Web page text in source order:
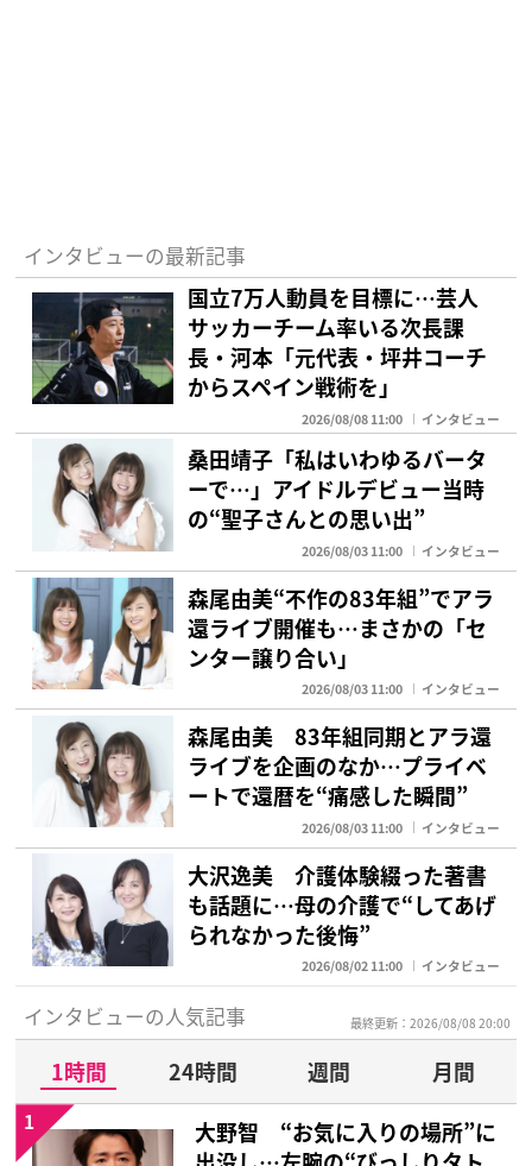
インタビューの最新記事
国立7万人動員を目標に…芸人
サッカーチーム率いる次長課
長・河本「元代表・坪井コーチ
からスペイン戦術を」
2026/08/08 11:00 インタビュー
桑田靖子「私はいわゆるバータ
ーで…」アイドルデビュー当時
の“聖子さんとの思い出”
2026/08/03 11:00 インタビュー
森尾由美“不作の83年組”でアラ
還ライブ開催も…まさかの「セ
ンター譲り合い」
2026/08/03 11:00 インタビュー
森尾由美 83年組同期とアラ還
ライブを企画のなか…プライベ
ートで還暦を“痛感した瞬間”
2026/08/03 11:00 インタビュー
大沢逸美 介護体験綴った著書
も話題に…母の介護で“してあげ
られなかった後悔”
2026/08/02 11:00 インタビュー
インタビューの人気記事 最終更新：2026/08/08 20:00
1時間 24時間 週間
月間
大野智 “お気に入りの場所”に
1